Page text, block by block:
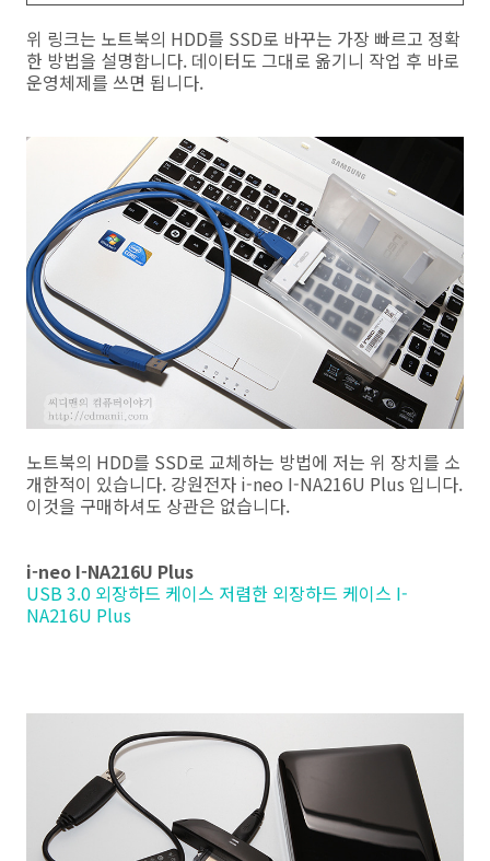
위 링크는 노트북의 HDD를 SSD로 바꾸는 가장 빠르고 정확
한 방법을 설명합니다. 데이터도 그대로 옮기니 작업 후 바로
운영체제를 쓰면 됩니다.
노트북의 HDD를 SSD로 교체하는 방법에 저는 위 장치를 소
개한적이 있습니다. 강원전자 i-neo I-NA216U Plus 입니다.
이것을 구매하셔도 상관은 없습니다.
i-neo I-NA216U Plus
USB 3.0 외장하드 케이스 저렴한 외장하드 케이스 I-
NA216U Plus